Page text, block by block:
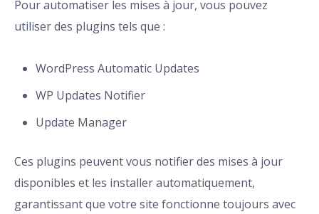
Pour automatiser les mises à jour, vous pouvez
utiliser des plugins tels que :
WordPress Automatic Updates
WP Updates Notifier
Update Manager
Ces plugins peuvent vous notifier des mises à jour
disponibles et les installer automatiquement,
garantissant que votre site fonctionne toujours avec